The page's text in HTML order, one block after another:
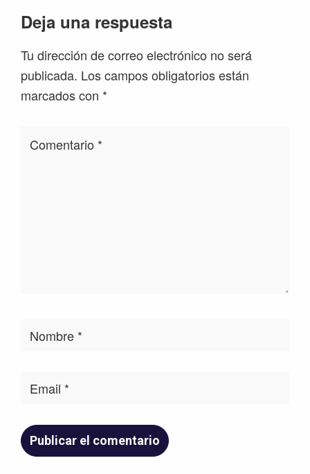
Interacciones
los
lectores
Deja una respuesta
Tu dirección de correo electrónico no será
publicada. Los campos obligatorios están
marcados con *